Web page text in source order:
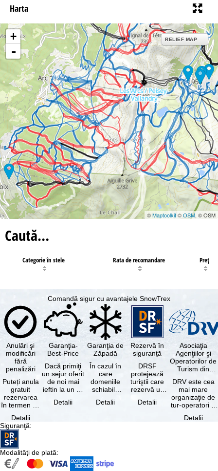
Harta
18
+
-
RELIEF MAP
©Maptoolkit©OSM, © OSM
Caută…
Categorie în stele Rata de recomandare Preţ
Comandă sigur cu avantajele SnowTrex
Anulări şi
modificări
fără
penalizări
Puteți anula
gratuit
rezervarea
în termen de
data
rezervării, …
Detalii
Garanţia-
Best-Price
Dacă primiţi
un sejur oferit
de noi mai
ieftin la un alt
cu aceleaşi …
Detalii
Garanţia de
Zăpadă
În cazul în
care
domeniile
schiabile
skipass-ul
Detalii
Rezervă în
siguranţă
DRSF
protejează
turiştii care
rezervă un
sau servicii
Detalii
Asociaţia
Agenţiilor şi
Operatorilor de
Turism din
DRV este cea
mai mare
organizaţie de
tur-operatori şi
turism din
Detalii
Siguranţă:
Modalităţi de plată: